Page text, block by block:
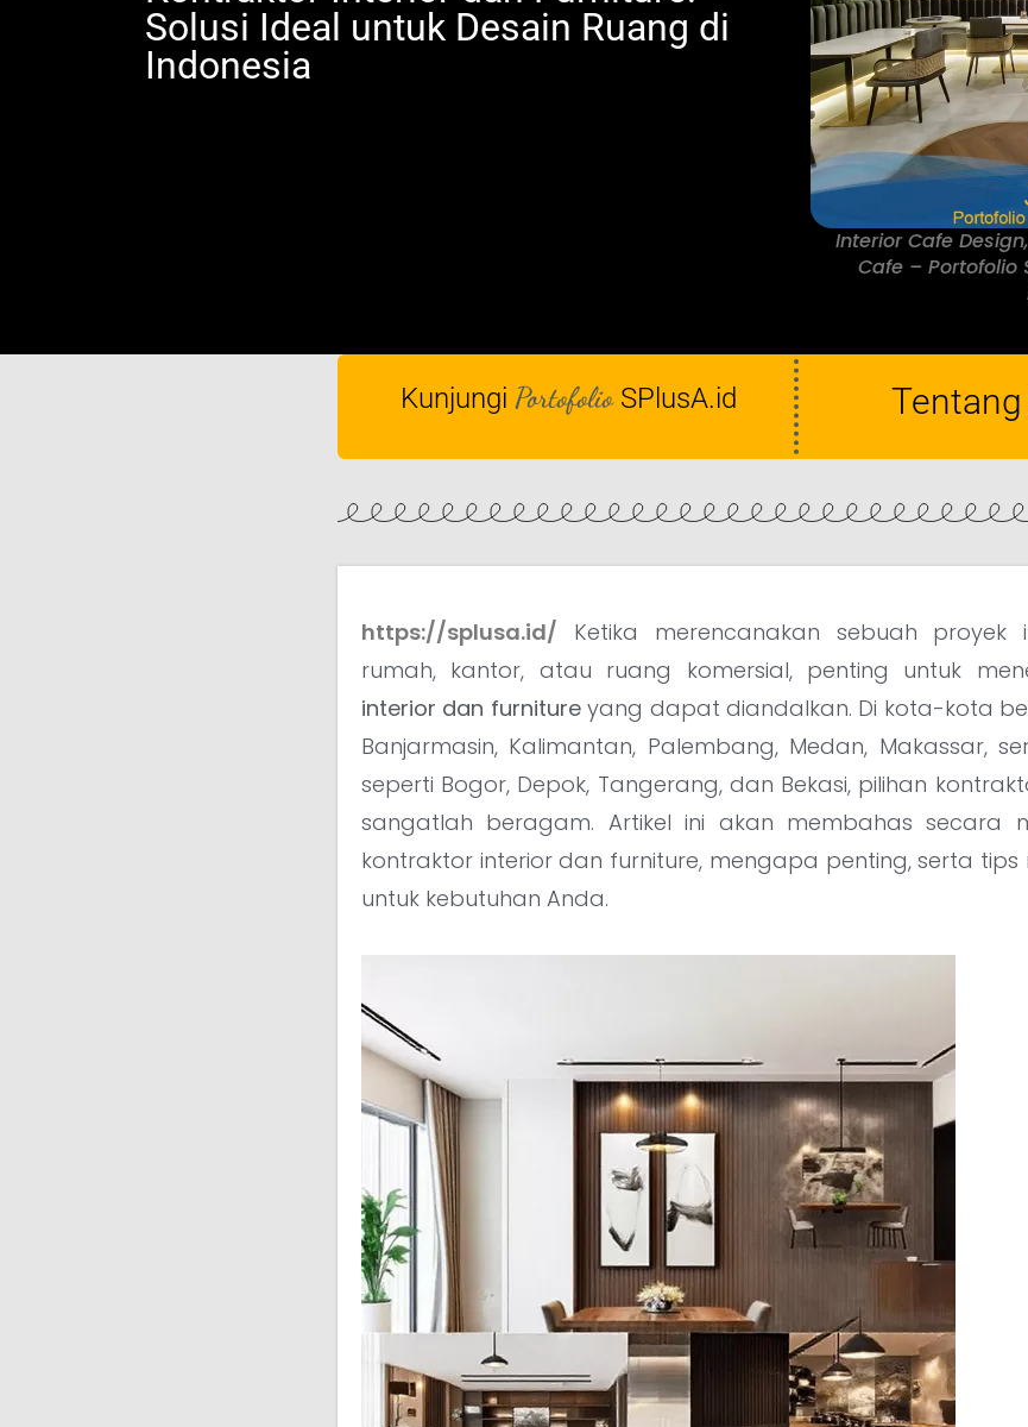
Solusi Ideal untuk Desain Ruang di
Indonesia
Interior Cafe
Cafe – Portofolio
Kunjungi Portofolio SPlusA.id Tentang
https://splusa.id/ Ketika merencanakan sebuah proyek
rumah, kantor, atau ruang komersial, penting untuk
interior dan furnitureyang dapat diandalkan. Di kota-kota
Banjarmasin, Kalimantan, Palembang, Medan, Makassar,
seperti Bogor, Depok, Tangerang, dan Bekasi, pilihan
sangatlah beragam. Artikel ini akan membahas secara
kontraktor interior dan furniture, mengapa penting, serta
untuk kebutuhan Anda.